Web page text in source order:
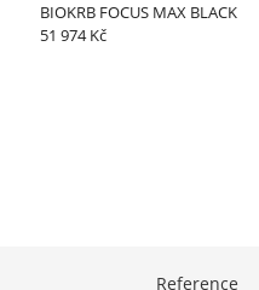
BIOKRB FOCUS MAX BLACK
51 974 Kč
Reference